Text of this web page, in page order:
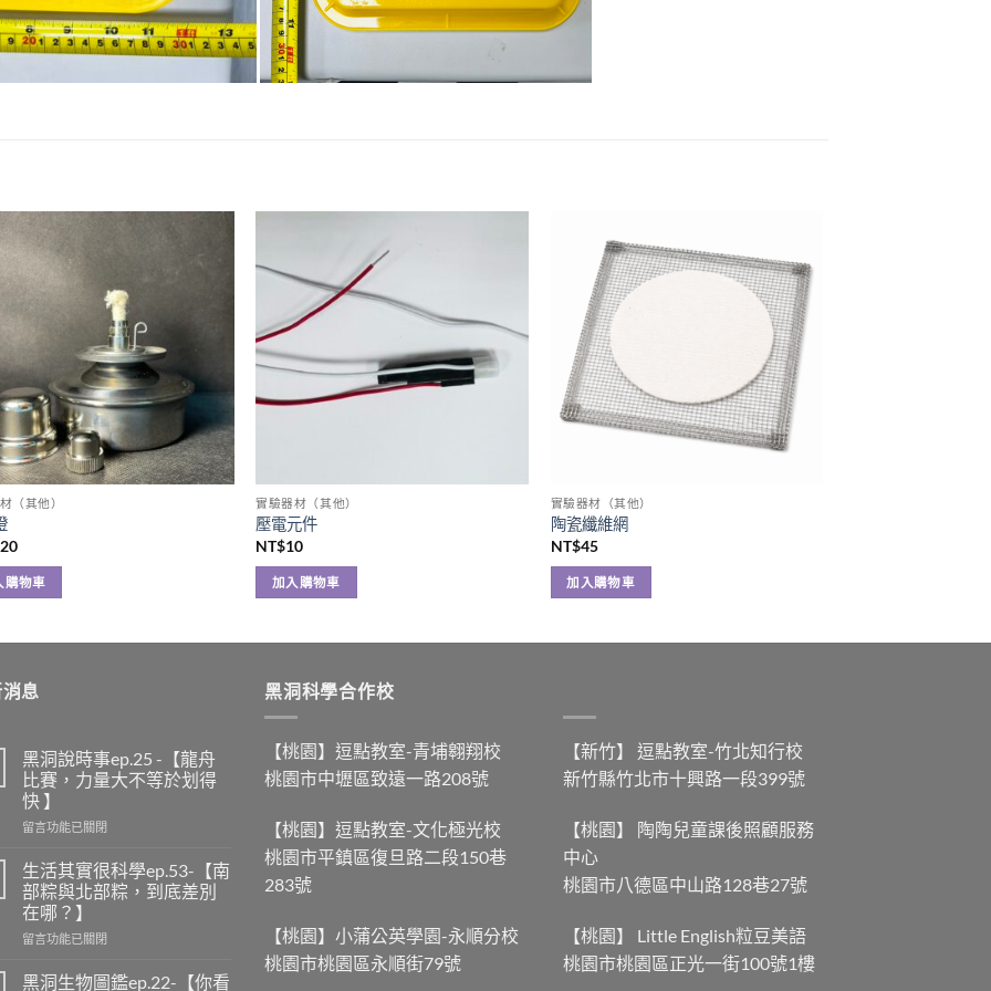
（其他）
購物車
實驗器材（其他）
壓電元件
NT$10
加入購物車
實驗器材（其他）
陶瓷纖維網
NT$45
加入購物車
息
黑洞說時事ep.25 -【龍舟
比賽，力量大不等於划得
快 】
在
洞
說
時
事
ep.25
【龍
留言功能已關閉
生活其實很科學ep.53-【南
部粽與北部粽，到底差別
在哪？】
在
活
留言功能已關閉
黑洞生物圖鑑ep.22-【你看
黑洞科學合作校
【桃園】逗點教室-青埔翱翔校
桃園市中壢區致遠一路208號
【桃園】逗點教室-文化極光校
桃園市平鎮區復旦路二段150巷
283號
【桃園】小蒲公英學園-永順分校
桃園市桃園區永順街79號
【新竹】 逗點教室-竹北知行校
新竹縣竹北市十興路一段399號
【桃園】 陶陶兒童課後照顧服務
中心
桃園市八德區中山路128巷27號
【桃園】 Little English粒豆美語
桃園市桃園區正光一街100號1樓